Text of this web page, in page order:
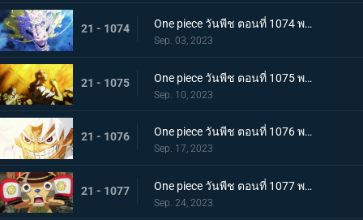
21 - 1074 One piece วันพีช ตอนที่ 1074 พากย์ไทย เชื่อในโมโมะ ท่าเด็ดครั้งสุดท้ายของลูฟี่
Sep. 03, 2023
21 - 1075 One piece วันพีช ตอนที่ 1075 พากย์ไทย คำอธิษฐาน 20 ปี ทวงคืนแคว้นวาโนะ
Sep. 10, 2023
21 - 1076 One piece วันพีช ตอนที่ 1076 พากย์ไทย โลกที่ลูฟี่ปรารถนา
Sep. 17, 2023
21 - 1077 One piece วันพีช ตอนที่ 1077 พากย์ไทย ปิดฉาก ผู้ชนะ ลูฟี่หมวกฟาง
Sep. 24, 2023